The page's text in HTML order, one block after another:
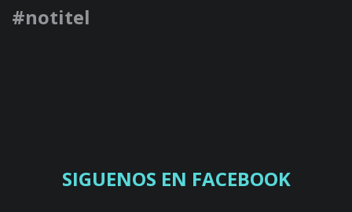
#notitel
SIGUENOS EN FACEBOOK